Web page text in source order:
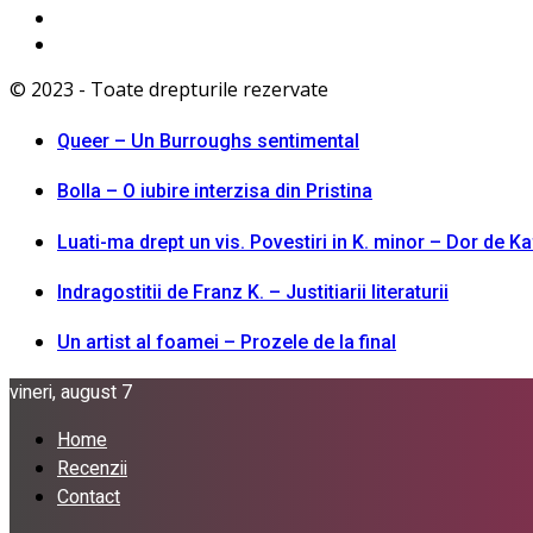
© 2023 - Toate drepturile rezervate
Queer – Un Burroughs sentimental
Bolla – O iubire interzisa din Pristina
Luati-ma drept un vis. Povestiri in K. minor – Dor de
Indragostitii de Franz K. – Justitiarii literaturii
Un artist al foamei – Prozele de la final
vineri, august 7
Home
Recenzii
Contact